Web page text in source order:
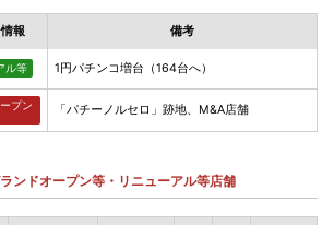
報 備考
ル等 1円パチンコ増台（164台へ）
プン
「パチーノルセロ」跡地、M&A店舗
ンドオープン等・リニューアル等店舗